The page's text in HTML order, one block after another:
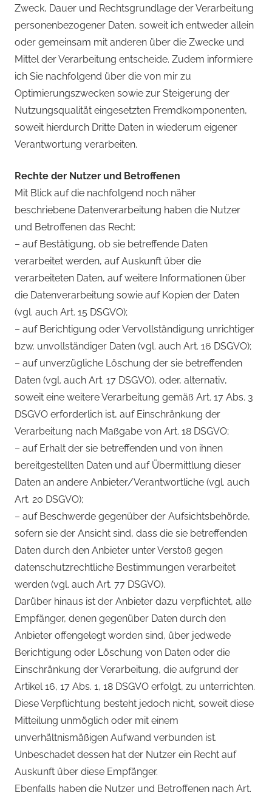
Zweck, Dauer und Rechtsgrundlage der Verarbeitung
personenbezogener Daten, soweit ich entweder allein
oder gemeinsam mit anderen über die Zwecke und
Mittel der Verarbeitung entscheide. Zudem informiere
ich Sie nachfolgend über die von mir zu
Optimierungszwecken sowie zur Steigerung der
Nutzungsqualität eingesetzten Fremdkomponenten,
soweit hierdurch Dritte Daten in wiederum eigener
Verantwortung verarbeiten.
Rechte der Nutzer und Betroffenen
Mit Blick auf die nachfolgend noch näher
beschriebene Datenverarbeitung haben die Nutzer
und Betroffenen das Recht:
– auf Bestätigung, ob sie betreffende Daten
verarbeitet werden, auf Auskunft über die
verarbeiteten Daten, auf weitere Informationen über
die Datenverarbeitung sowie auf Kopien der Daten
(vgl. auch Art. 15 DSGVO);
– auf Berichtigung oder Vervollständigung unrichtiger
bzw. unvollständiger Daten (vgl. auch Art. 16 DSGVO);
– auf unverzügliche Löschung der sie betreffenden
Daten (vgl. auch Art. 17 DSGVO), oder, alternativ,
soweit eine weitere Verarbeitung gemäß Art. 17 Abs. 3
DSGVO erforderlich ist, auf Einschränkung der
Verarbeitung nach Maßgabe von Art. 18 DSGVO;
– auf Erhalt der sie betreffenden und von ihnen
bereitgestellten Daten und auf Übermittlung dieser
Daten an andere Anbieter/Verantwortliche (vgl. auch
Art. 20 DSGVO);
– auf Beschwerde gegenüber der Aufsichtsbehörde,
sofern sie der Ansicht sind, dass die sie betreffenden
Daten durch den Anbieter unter Verstoß gegen
datenschutzrechtliche Bestimmungen verarbeitet
werden (vgl. auch Art. 77 DSGVO).
Darüber hinaus ist der Anbieter dazu verpflichtet, alle
Empfänger, denen gegenüber Daten durch den
Anbieter offengelegt worden sind, über jedwede
Berichtigung oder Löschung von Daten oder die
Einschränkung der Verarbeitung, die aufgrund der
Artikel 16, 17 Abs. 1, 18 DSGVO erfolgt, zu unterrichten.
Diese Verpflichtung besteht jedoch nicht, soweit diese
Mitteilung unmöglich oder mit einem
unverhältnismäßigen Aufwand verbunden ist.
Unbeschadet dessen hat der Nutzer ein Recht auf
Auskunft über diese Empfänger.
Ebenfalls haben die Nutzer und Betroffenen nach Art.